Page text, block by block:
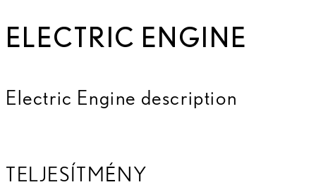
ELECTRIC ENGINE
Electric Engine description
TELJESÍTMÉNY